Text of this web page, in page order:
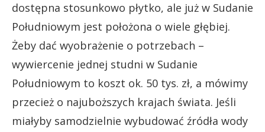
dostępna stosunkowo płytko, ale już w Sudanie
Południowym jest położona o wiele głębiej.
Żeby dać wyobrażenie o potrzebach –
wywiercenie jednej studni w Sudanie
Południowym to koszt ok. 50 tys. zł, a mówimy
przecież o najuboższych krajach świata. Jeśli
miałyby samodzielnie wybudować źródła wody